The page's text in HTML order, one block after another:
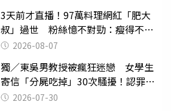
3天前才直播！97萬料理網紅「肥大
叔」過世 粉絲憶不對勁：瘦得不合
理 2026-08-07
獨／東吳男教授被瘋狂迷戀 女學生
寄信「分屍吃掉」30次騷擾！認罪免
關 2026-07-30